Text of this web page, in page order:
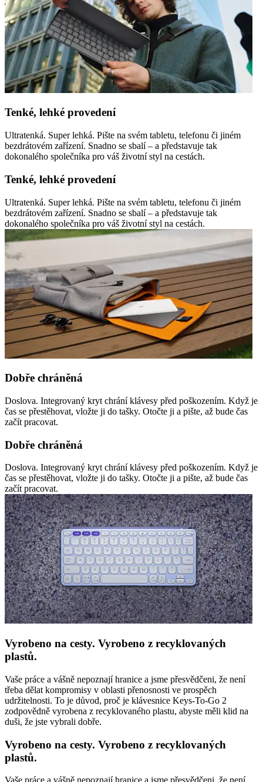
Tenké, lehké provedení
Ultratenká. Super lehká. Pište na svém tabletu, telefonu či jiném
bezdrátovém zařízení. Snadno se sbalí – a představuje tak
dokonalého společníka pro váš životní styl na cestách.
Tenké, lehké provedení
Ultratenká. Super lehká. Pište na svém tabletu, telefonu či jiném
bezdrátovém zařízení. Snadno se sbalí – a představuje tak
dokonalého společníka pro váš životní styl na cestách.
Dobře chráněná
Doslova. Integrovaný kryt chrání klávesy před poškozením. Když je
čas se přestěhovat, vložte ji do tašky. Otočte ji a pište, až bude čas
začít pracovat.
Dobře chráněná
Doslova. Integrovaný kryt chrání klávesy před poškozením. Když je
čas se přestěhovat, vložte ji do tašky. Otočte ji a pište, až bude čas
začít pracovat.
Vyrobeno na cesty. Vyrobeno z recyklovaných
plastů.
Vaše práce a vášně nepoznají hranice a jsme přesvědčeni, že není
třeba dělat kompromisy v oblasti přenosnosti ve prospěch
udržitelnosti. To je důvod, proč je klávesnice Keys-To-Go 2
zodpovědně vyrobena z recyklovaného plastu, abyste měli klid na
duši, že jste vybrali dobře.
Vyrobeno na cesty. Vyrobeno z recyklovaných
plastů.